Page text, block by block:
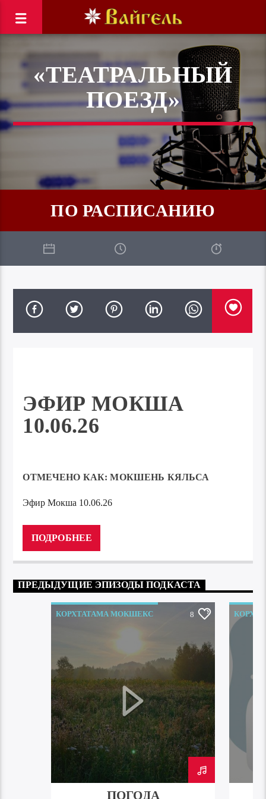
«ТЕАТРАЛЬНЫЙ
ПОЕЗД»
ПО РАСПИСАНИЮ
ЭФИР МОКША
10.06.26
ОТМЕЧЕНО КАК:МОКШЕНЬ КЯЛЬСА
Эфир Мокша 10.06.26
ПОДРОБНЕЕ
ПРЕДЫДУЩИЕ ЭПИЗОДЫ ПОДКАСТА
КОРХТАТАМА МОКШЕКС 8
ПОГОДА